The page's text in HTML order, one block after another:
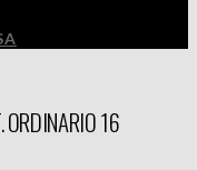
ORDINARIO 16